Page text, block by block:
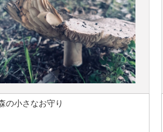
の小さなお守り